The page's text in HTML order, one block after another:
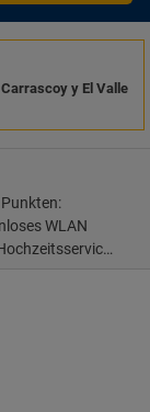
y El Valle
WLAN
um die Uhr